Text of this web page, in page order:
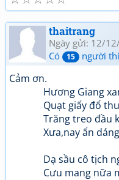
thaitrang
Ngày gửi: 12/
Có
15 người
Cảm ơn.
Hương Giang
Quạt giấy đổ thu
Trăng treo đầu
Xưa,nay ẩn dáng
Dạ sầu cô tịch
Cưu mang nữa